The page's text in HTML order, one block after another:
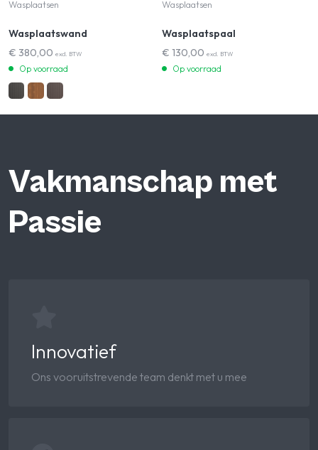
Wasplaatsen
Wasplaatswand
€ 380,00 excl. BTW
Op voorraad
Wasplaatsen
Wasplaatspaal
€ 130,00 excl. BTW
Op voorraad
Vakmanschap met
Passie
Innovatief
Ons vooruitstrevende team denkt met u mee